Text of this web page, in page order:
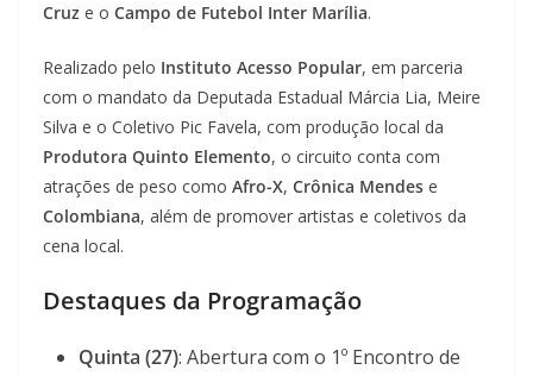
Cruz e o Campo de Futebol Inter Marília.
Realizado pelo Instituto Acesso Popular, em parceria
com o mandato da Deputada Estadual Márcia Lia, Meire
Silva e o Coletivo Pic Favela, com produção local da
Produtora Quinto Elemento, o circuito conta com
atrações de peso como Afro-X, Crônica Mendes e
Colombiana, além de promover artistas e coletivos da
cena local.
Destaques da Programação
Quinta (27): Abertura com o 1º Encontro de